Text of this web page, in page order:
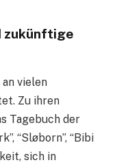
zukünftige
vielen
Zu ihren
Tagebuch der
“Sløborn”, “Bibi
sich in